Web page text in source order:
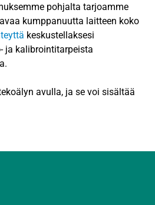
pohjalta tarjoamme
kumppanuutta laitteen koko
keskustellaksesi
ja kalibrointitarpeista
avulla, ja se voi sisältää